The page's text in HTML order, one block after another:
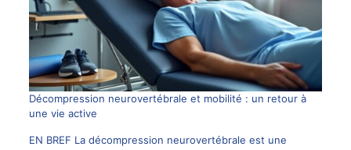
Décompression neurovertébrale et mobilité : un retour à
une vie active
EN BREF La décompression neurovertébrale est une